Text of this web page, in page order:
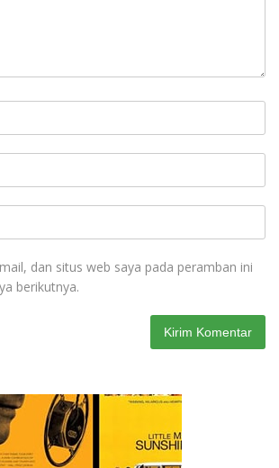
dan situs web saya pada peramban ini
berikutnya.